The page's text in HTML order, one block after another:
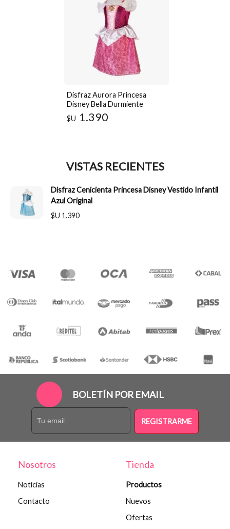
Disfraz Aurora Princesa
Disney Bella Durmiente
Vestido Niña Rosa
$U 1.390
VISTAS RECIENTES
Disfraz Cenicienta Princesa Disney Vestido Infantil
Azul Original
$U 1.390
BOLETÍN POR EMAIL
REGISTRARME
Nosotros
Noticias
Contacto
Tienda
Productos
Nuevos
Ofertas